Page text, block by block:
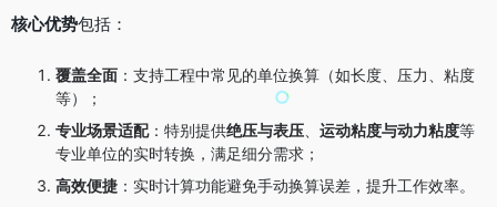
核心优势包括：
覆盖全面 ：支持工程中常见的单位换算（如长度、压力、粘度
等）；
专业场景适配：特别提供绝压与表压 运动粘度与动力粘度等
专业单位的实时转换，满足细分需求；
高效便捷 ：实时计算功能避免手动换算误差，提升工作效率。